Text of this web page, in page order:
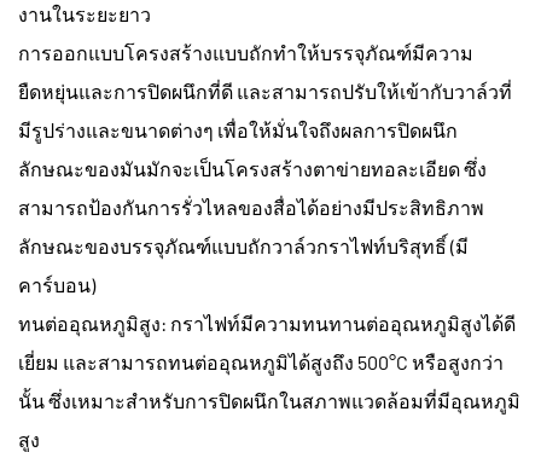
งานในระยะยาว
การออกแบบโครงสร้างแบบถักทำให้บรรจุภัณฑ์มีความ
ยืดหยุ่นและการปิดผนึกที่ดี และสามารถปรับให้เข้ากับวาล์วที่
มีรูปร่างและขนาดต่างๆ เพื่อให้มั่นใจถึงผลการปิดผนึก
ลักษณะของมันมักจะเป็นโครงสร้างตาข่ายทอละเอียด ซึ่ง
สามารถป้องกันการรั่วไหลของสื่อได้อย่างมีประสิทธิภาพ
ลักษณะของบรรจุภัณฑ์แบบถักวาล์วกราไฟท์บริสุทธิ์ (มี
คาร์บอน)
ทนต่ออุณหภูมิสูง: กราไฟท์มีความทนทานต่ออุณหภูมิสูงได้ดี
เยี่ยม และสามารถทนต่ออุณหภูมิได้สูงถึง 500°C หรือสูงกว่า
นั้น ซึ่งเหมาะสำหรับการปิดผนึกในสภาพแวดล้อมที่มีอุณหภูมิ
สูง